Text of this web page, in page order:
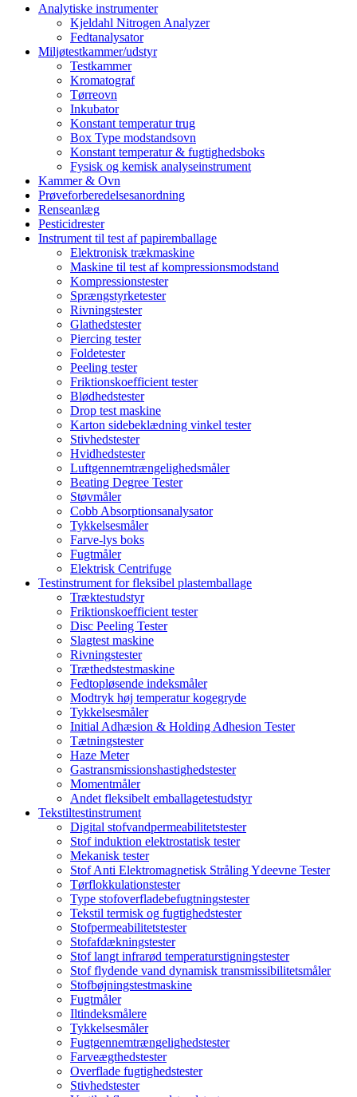
Analytiske instrumenter
Kjeldahl Nitrogen Analyzer
Fedtanalysator
Miljøtestkammer/udstyr
Testkammer
Kromatograf
Tørreovn
Inkubator
Konstant temperatur trug
Box Type modstandsovn
Konstant temperatur & fugtighedsboks
Fysisk og kemisk analyseinstrument
Kammer & Ovn
Prøveforberedelsesanordning
Renseanlæg
Pesticidrester
Instrument til test af papiremballage
Elektronisk trækmaskine
Maskine til test af kompressionsmodstand
Kompressionstester
Sprængstyrketester
Rivningstester
Glathedstester
Piercing tester
Foldetester
Peeling tester
Friktionskoefficient tester
Blødhedstester
Drop test maskine
Karton sidebeklædning vinkel tester
Stivhedstester
Hvidhedstester
Luftgennemtrængelighedsmåler
Beating Degree Tester
Støvmåler
Cobb Absorptionsanalysator
Tykkelsesmåler
Farve-lys boks
Fugtmåler
Elektrisk Centrifuge
Testinstrument for fleksibel plastemballage
Træktestudstyr
Friktionskoefficient tester
Disc Peeling Tester
Slagtest maskine
Rivningstester
Træthedstestmaskine
Fedtopløsende indeksmåler
Modtryk høj temperatur kogegryde
Tykkelsesmåler
Initial Adhæsion & Holding Adhesion Tester
Tætningstester
Haze Meter
Gastransmissionshastighedstester
Momentmåler
Andet fleksibelt emballagetestudstyr
Tekstiltestinstrument
Digital stofvandpermeabilitetstester
Stof induktion elektrostatisk tester
Mekanisk tester
Stof Anti Elektromagnetisk Stråling Ydeevne Tester
Tørflokkulationstester
Type stofoverfladebefugtningstester
Tekstil termisk og fugtighedstester
Stofpermeabilitetstester
Stofafdækningstester
Stof langt infrarød temperaturstigningstester
Stof flydende vand dynamisk transmissibilitetsmåler
Stofbøjningstestmaskine
Fugtmåler
Iltindeksmålere
Tykkelsesmåler
Fugtgennemtrængelighedstester
Farveægthedstester
Overflade fugtighedstester
Stivhedstester